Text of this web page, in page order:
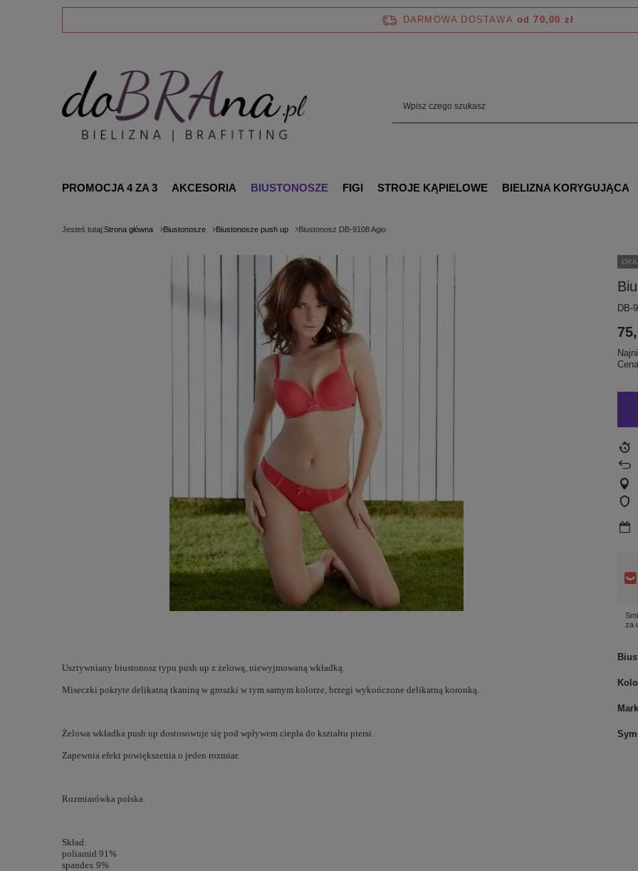
DARMOWA DOSTAWA od 70,00 zł
PROMOCJA 4 ZA 3 AKCESORIA BIUSTONOSZE FIGI STROJE KĄPIELOWE BIELIZNA KORYGUJĄCA
Jesteś tutaj:Strona główna Biustonosze Biustonosze push up Biustonosz DB-9108 Agio
DB-
za
Usztywniany biustonosz typu push up z żelową, niewyjmowaną wkładką.
Miseczki pokryte delikatną tkaniną w groszki w tym samym kolorze, brzegi wykończone delikatną koronką.
Żelowa wkładka push up dostosowuje się pod wpływem ciepła do kształtu piersi.
Zapewnia efekt powiększenia o jeden rozmiar.
Rozmiarówka polska.
Skład:
poliamid 91%
spandex 9%